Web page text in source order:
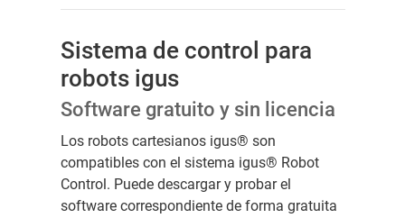
Sistema de control para
robots igus
Software gratuito y sin licencia
Los robots cartesianos igus® son
compatibles con el sistema igus® Robot
Control. Puede descargar y probar el
software correspondiente de forma gratuita